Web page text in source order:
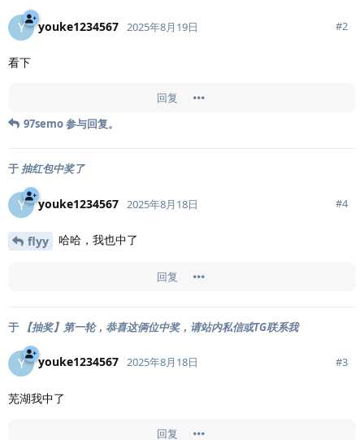
Y youke1234567 2025年8月19日 #2
看下
回复
97semo参与回复。
于 抽红包中奖了
Y youke1234567 2025年8月18日 #4
flyy 哈哈，我也中了
回复
于 【抽奖】第一轮，恭喜这俩位中奖，请站内私信或TG联系我
Y youke1234567 2025年8月18日 #3
芜湖我中了
回复